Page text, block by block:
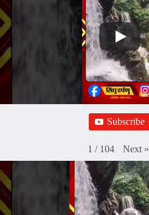
Subscribe
1 / 104 Next »